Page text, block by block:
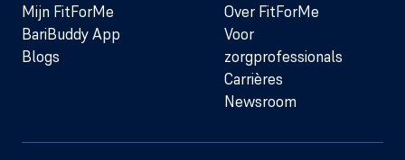
Mijn FitForMe
BariBuddy App
Blogs
Over FitForMe
Voor
zorgprofessionals
Carrières
Newsroom